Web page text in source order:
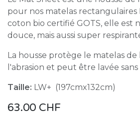
pour nos matelas rectangulaires
coton bio certifié GOTS, elle est
douce, mais aussi super
La housse protège le matelas de
l'abrasion et peut être lavée
Taille: LW+ (197cmx132cm)
63.00 CHF